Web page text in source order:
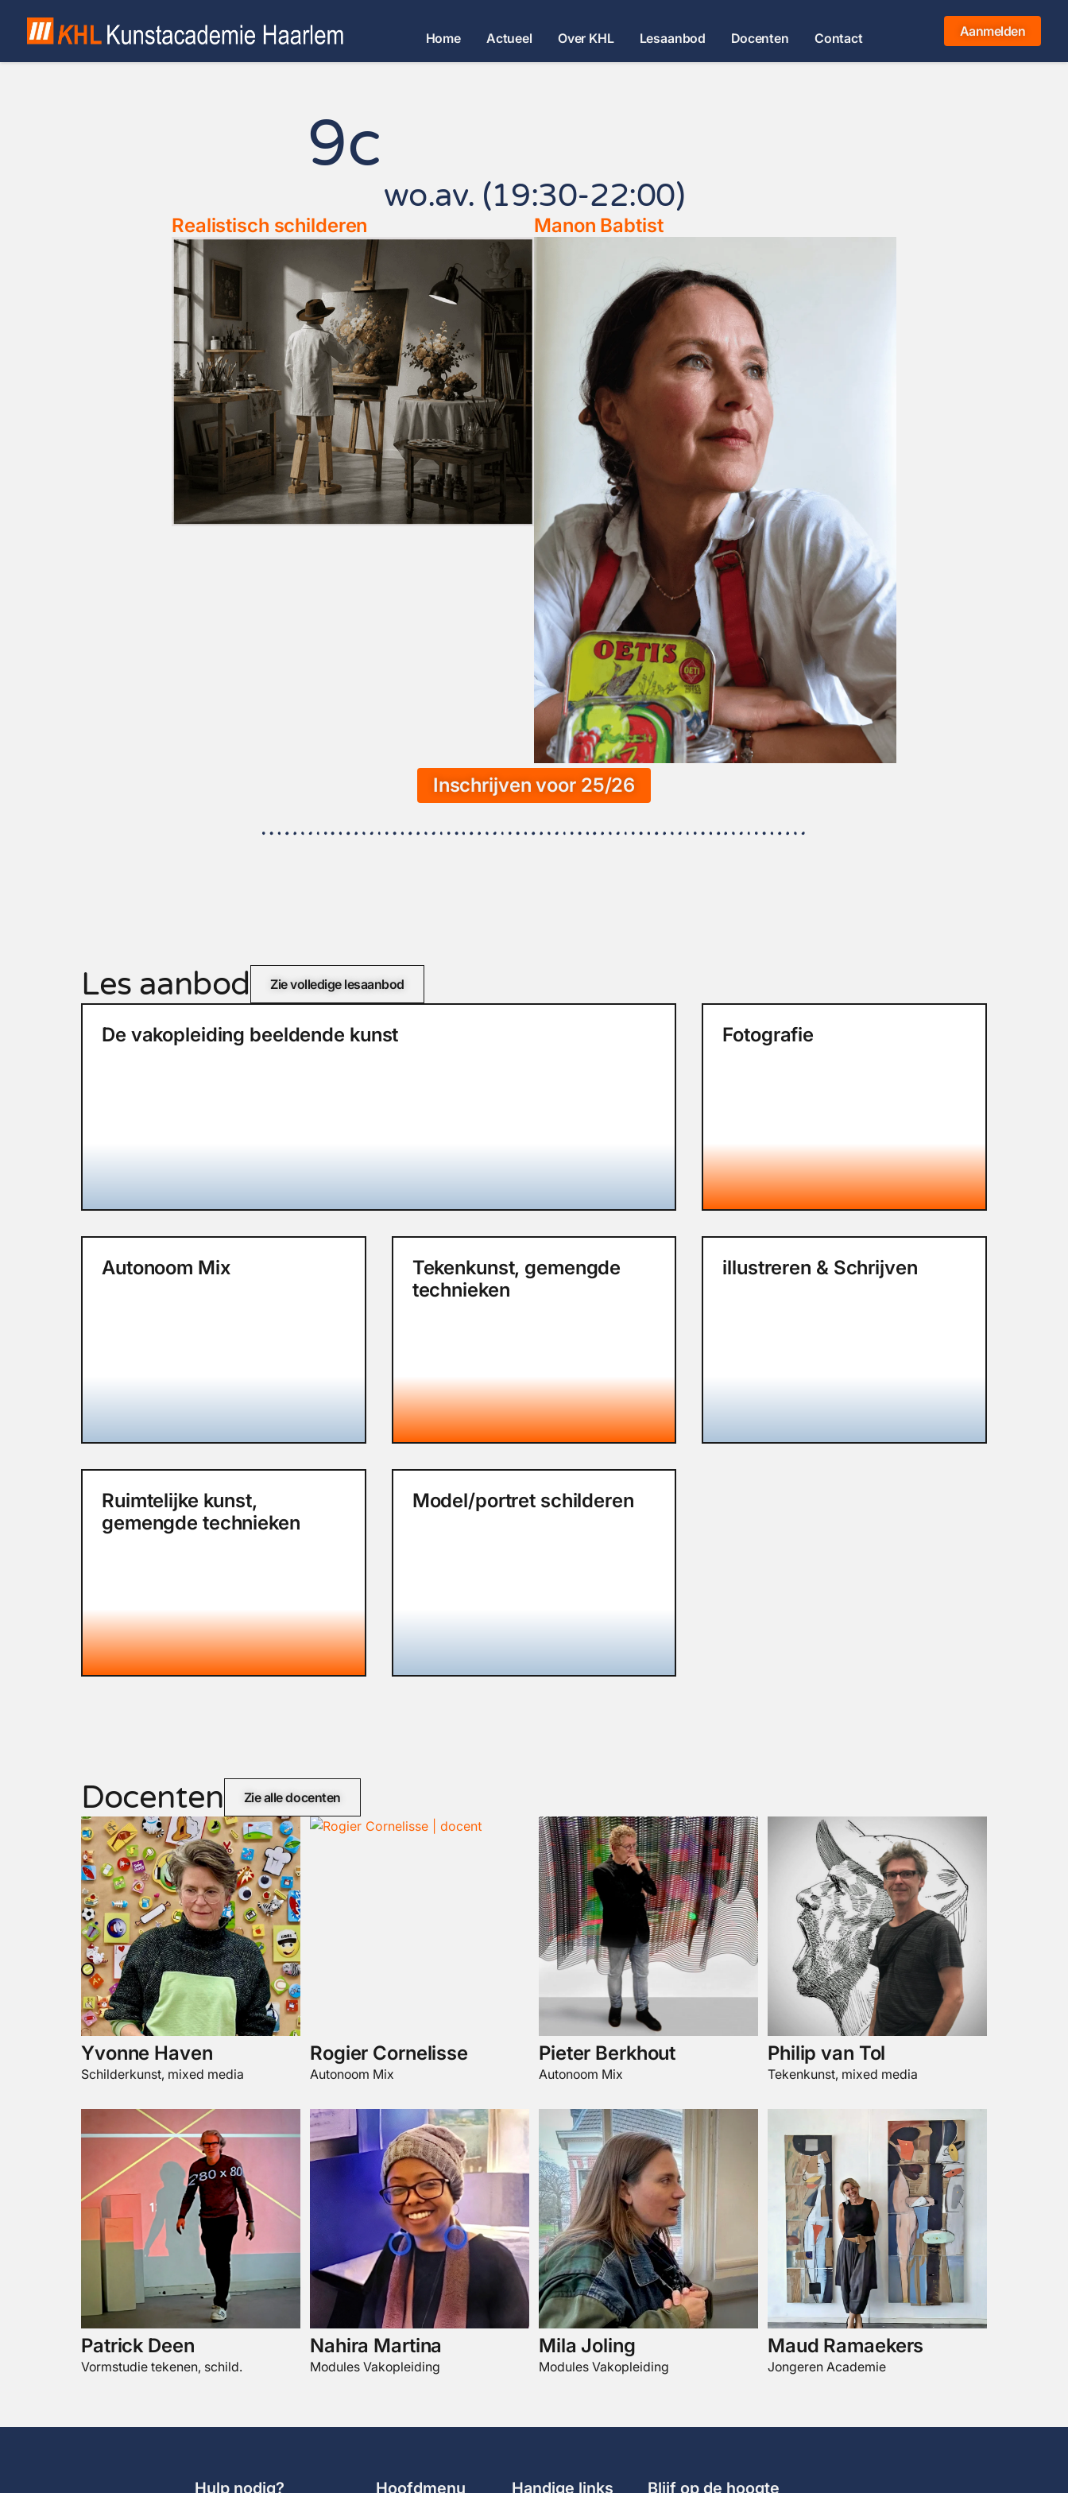
Home Actueel Over KHL Lesaanbod Docenten Contact Aanmelden
9c
wo.av. (19:30-22:00)
Realistisch schilderen Manon Babtist
Inschrijven voor 25/26
Les aanbod Zie volledige lesaanbod
De vakopleiding beeldende kunst Fotografie
Autonoom Mix
Tekenkunst, gemengde
technieken
illustreren & Schrijven
Ruimtelijke kunst,
gemengde technieken
Model/portret schilderen
Docenten Zie alle docenten
Yvonne Haven
Schilderkunst, mixed media
Rogier Cornelisse
Autonoom Mix
Pieter Berkhout
Autonoom Mix
Philip van Tol
Tekenkunst, mixed media
Patrick Deen
Vormstudie tekenen, schild.
Nahira Martina
Modules Vakopleiding
Mila Joling
Modules Vakopleiding
Maud Ramaekers
Jongeren Academie
Hulp nodig? Hoofdmenu Handige links Blijf op de hoogte